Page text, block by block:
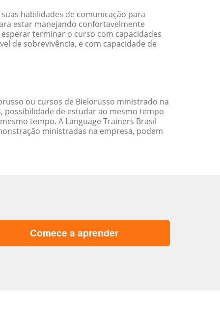
habilidades de comunicação para
estar manejando confortavelmente
terminar o curso com capacidades
de sobrevivência, e com capacidade de
ou cursos de Bielorusso ministrado na
possibilidade de estudar ao mesmo tempo
tempo. A Language Trainers Brasil
ministradas na empresa, podem
Comece a aprender